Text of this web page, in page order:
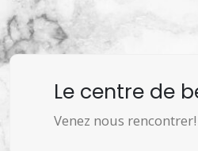
Le centre de
Venez nous